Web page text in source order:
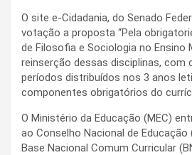
O site e-Cidadania, do Senado
votação a proposta “Pela
de Filosofia e Sociologia no Ensino
reinserção dessas disciplinas, com
períodos distribuídos nos 3 anos
componentes obrigatórios do
O Ministério da Educação (MEC)
ao Conselho Nacional de Educação
Base Nacional Comum Curricular